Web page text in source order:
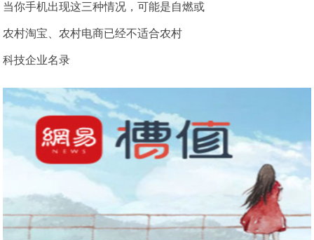
当你手机出现这三种情况，可能是自燃或
农村淘宝、农村电商已经不适合农村
科技企业名录